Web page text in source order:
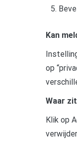
Kan
op
Waar
Klik op